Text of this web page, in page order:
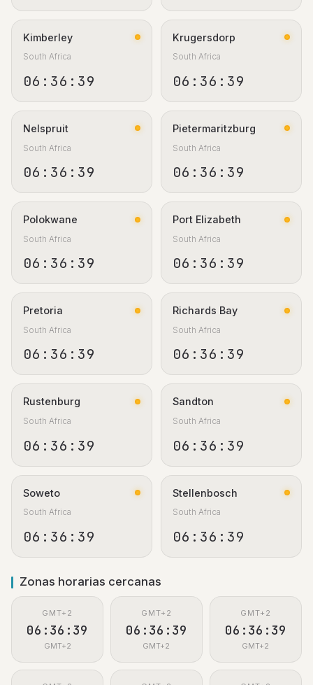
Kimberley
South Africa
06:36:40
Krugersdorp
South Africa
06:36:40
Nelspruit
South Africa
06:36:40
Pietermaritzburg
South Africa
06:36:40
Polokwane
South Africa
06:36:40
Port Elizabeth
South Africa
06:36:40
Pretoria
South Africa
06:36:40
Richards Bay
South Africa
06:36:40
Rustenburg
South Africa
06:36:40
Sandton
South Africa
06:36:40
Soweto
South Africa
06:36:40
Stellenbosch
South Africa
06:36:40
Zonas horarias cercanas
GMT+2
06:36:40
GMT+2
GMT+2
06:36:40
GMT+2
GMT+2
06:36:40
GMT+2